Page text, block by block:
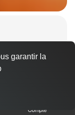
Compte
garantir la